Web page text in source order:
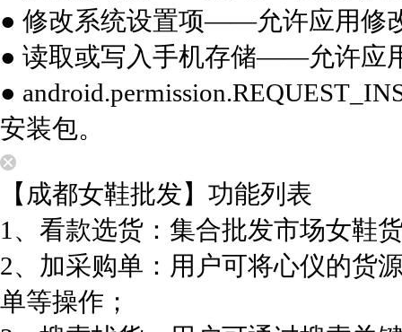
● 修改系统设置项——允许应用修
● 读取或写入手机存储——允许应
●
安装包。
【成都女鞋批发】功能列表
1、看款选货：集合批发市场女鞋
2、加采购单：用户可将心仪的货
单等操作；